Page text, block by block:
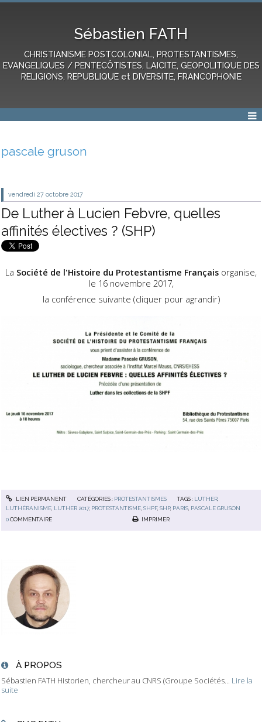
Sébastien FATH
CHRISTIANISME POSTCOLONIAL, PROTESTANTISMES,
EVANGELIQUES / PENTECÔTISTES, LAICITE, GEOPOLITIQUE DES
RELIGIONS, REPUBLIQUE et DIVERSITE, FRANCOPHONIE
À PROPOS
Sébastien FATH Historien, chercheur au CNRS (Groupe Sociétés... Lire la
suite
pascale gruson
vendredi 27 octobre 2017
De Luther à Lucien Febvre, quelles
affinités électives ? (SHP)
La Société de l'Histoire du Protestantisme Français organise,
le 16 novembre 2017,
la conférence suivante (cliquer pour agrandir)
LIEN PERMANENT CATÉGORIES : PROTESTANTISMES TAGS : LUTHER
LUTHÉRANISME LUTHER 2017, PROTESTANTISME ,SHPF,SHP, PARIS PASCALE GRUSON
0COMMENTAIRE IMPRIMER